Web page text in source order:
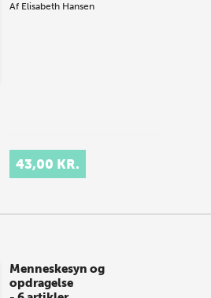
Af Elisabeth Hansen
43,00 KR.
Menneskesyn og
opdragelse